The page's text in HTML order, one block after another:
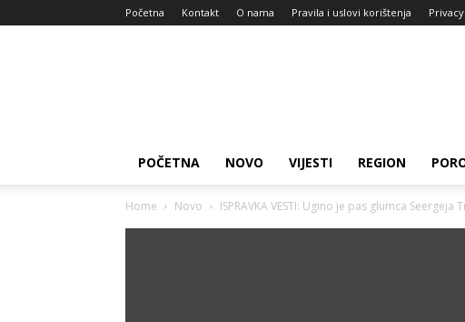
Početna Kontakt O nama Pravila i uslovi korištenja
POČETNA NOVO VIJESTI REGION
Home Novo ISPRAVKA VESTI: Ugino je pas glumca Seergeja